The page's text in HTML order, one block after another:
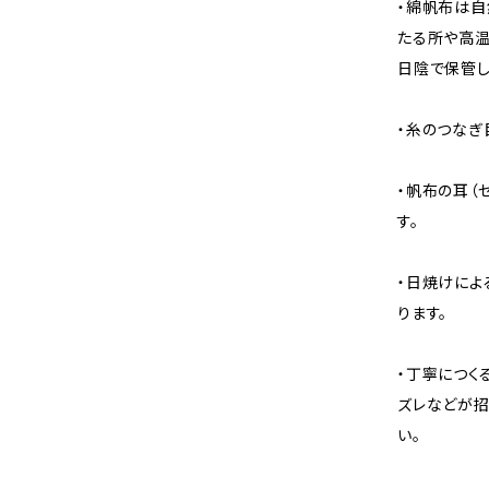
・綿帆布は
たる所や高
日陰で保管
・糸のつな
・帆布の耳（
す。
・日焼けに
ります。
・丁寧につ
ズレなどが
い。